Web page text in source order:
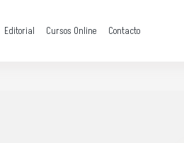
Editorial Cursos Online Contacto